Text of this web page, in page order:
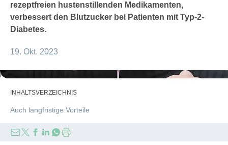
rezeptfreien hustenstillenden Medikamenten,
verbessert den Blutzucker bei Patienten mit Typ-2-
Diabetes.
19. Okt. 2023
photophonie/stock.adobe.com
INHALTSVERZEICHNIS
Auch langfristige Vorteile